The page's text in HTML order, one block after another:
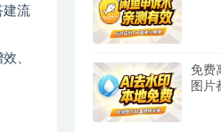
建流
、
免费
图片